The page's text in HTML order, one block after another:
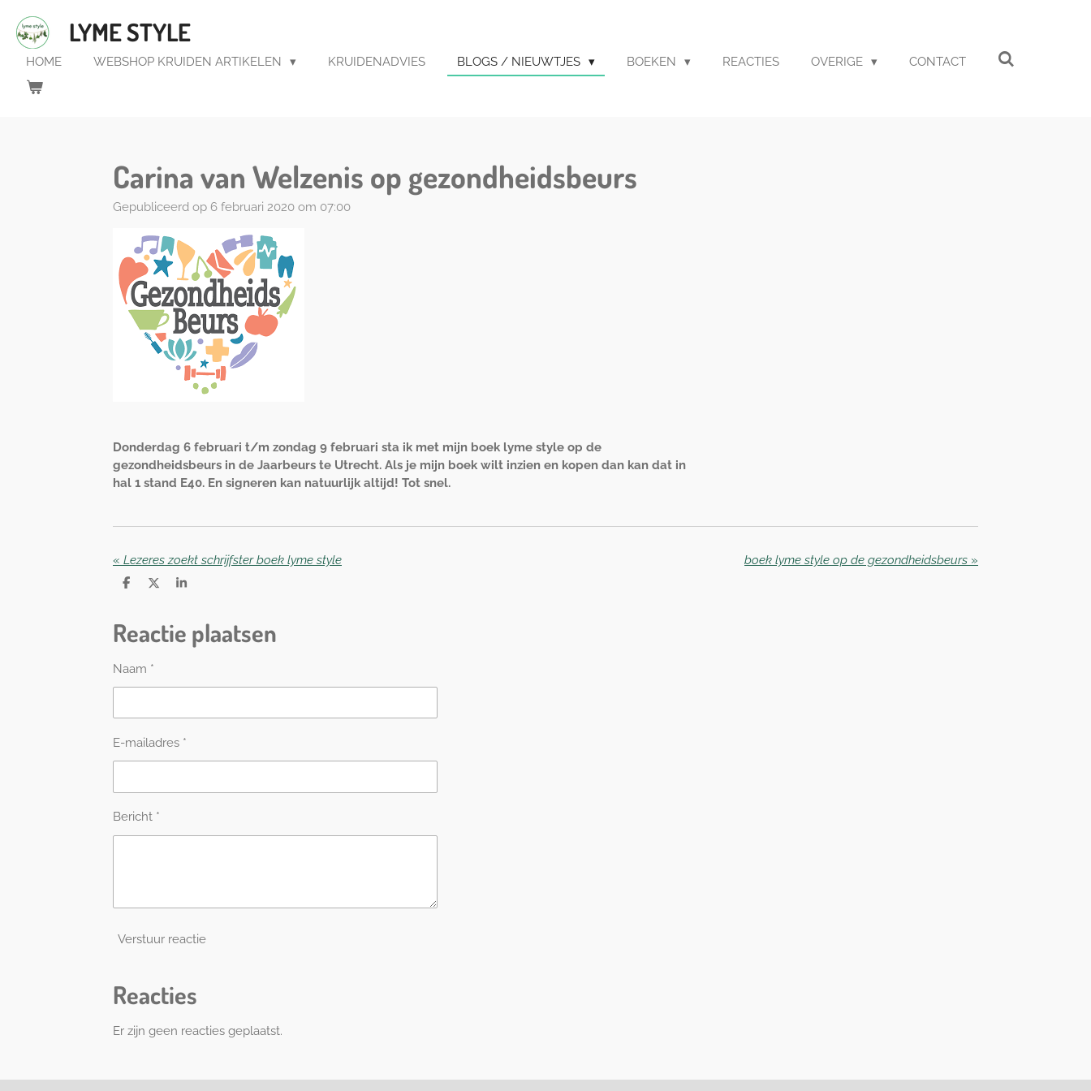
Ga
direct
naar
hoofdinhoud
LYME STYLE
HOME WEBSHOP KRUIDEN ARTIKELEN KRUIDENADVIES BLOGS / NIEUWTJES BOEKEN REACTIES OVERIGE CONTACT
Carina van Welzenis op gezondheidsbeurs
Gepubliceerd op 6 februari 2020 om 07:00
Donderdag 6 februari t/m zondag 9 februari sta ik met mijn boek lyme style op de
gezondheidsbeurs in de Jaarbeurs te Utrecht. Als je mijn boek wilt inzien en kopen dan kan dat in
hal 1 stand E40. En signeren kan natuurlijk altijd! Tot snel.
« Lezeres zoekt schrijfster boek lyme style boek lyme style op de gezondheidsbeurs »
D
n
D
S
e
Reactie plaatsen
Naam *
E-mailadres *
Bericht *
Verstuur reactie
Reacties
Er zijn geen reacties geplaatst.